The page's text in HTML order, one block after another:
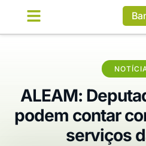
ALEAM:
podem contar
serviços